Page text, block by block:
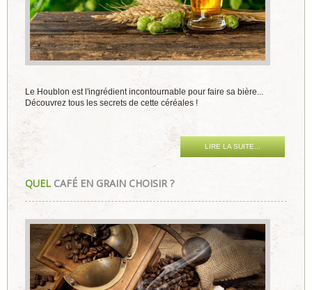
Le Houblon est l'ingrédient incontournable pour faire sa bière...
Découvrez tous les secrets de cette céréales !
LIRE LA SUITE...
QUEL CAFÉ EN GRAIN CHOISIR ?